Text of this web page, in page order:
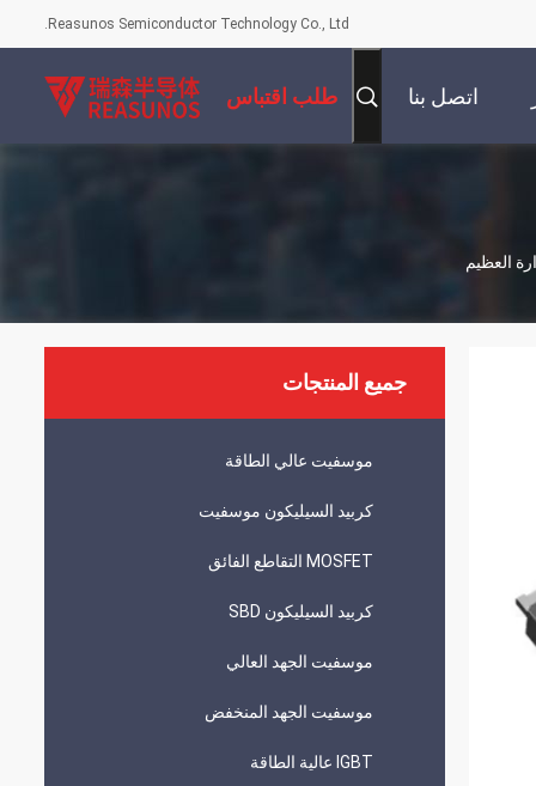
Reasunos Semiconductor Technology Co., Ltd.
اتصل بنا طلب اقتباس
جميع المنتجات
موسفيت عالي الطاقة
كربيد السيليكون موسفيت
MOSFET التقاطع الفائق
كربيد السيليكون SBD
موسفيت الجهد العالي
موسفيت الجهد المنخفض
IGBT عالية الطاقة